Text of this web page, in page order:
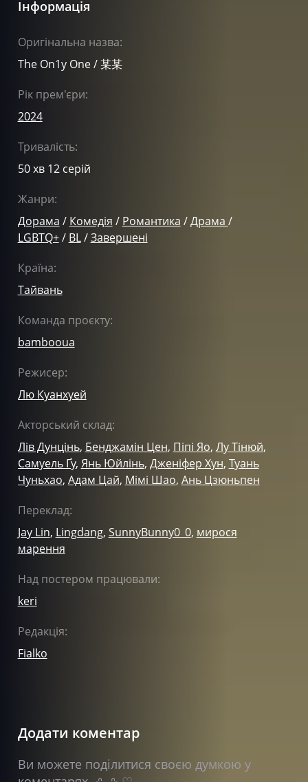
Інформація
Оригінальна назва:
The On1y One / 某某
Рік прем'єри:
2024
Тривалість:
50 хв 12 серій
Жанри:
Дорама / Комедія / Романтика /Драма /
LGBTQ+/ BL/Завершені
Країна:
Тайвань
Команда проєкту:
bambooua
Режисер:
Лю Куанхуей
Акторський склад:
Лів Дунцінь, Бенджамін Цен, Піпі Яо, Лу Тінюй,
Самуель Ґу, Янь Юйлінь, Дженіфер Хун, Туань
Чуньхао, Адам Цай, Мімі Шао, Ань Цзюньпен
Переклад:
Jay Lin, Lingdang, SunnyBunny0_0, мирося
марення
Над постером працювали:
keri
Редакція:
Fialko
Додати коментар
Ви можете поділитися своєю думкою у